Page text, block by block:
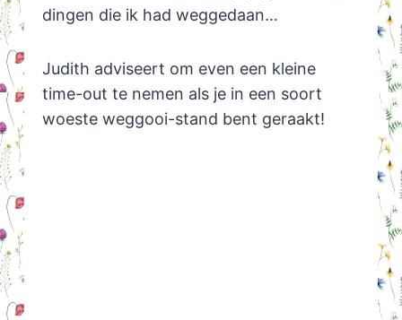
dingen die ik had weggedaan…
Judith adviseert om even een kleine
time-out te nemen als je in een soort
woeste weggooi-stand bent geraakt!